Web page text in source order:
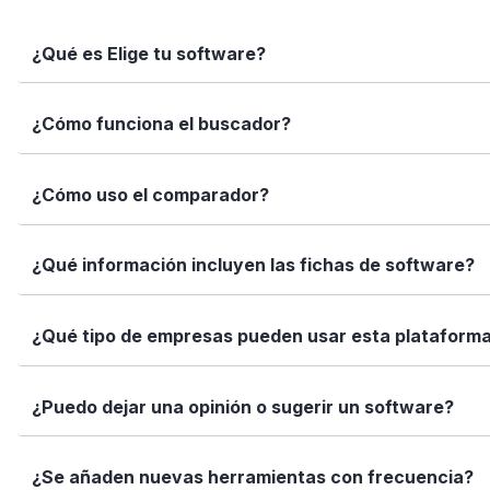
¿Qué es Elige tu software?
Elige tu software es una plataforma independiente que
informadas con datos reales, fichas completas y
¿Cómo funciona el buscador?
Simplemente escribe el nombre del software, una
encajan con tus necesidades.
¿Cómo uso el comparador?
Marca los softwares que te interesan y haz clic en
Así puedes ver de forma rápida cuál se adapta mejor a tu
¿Qué información incluyen las fichas de software?
Cada ficha incluye una descripción detallada, funciones
valoraciones de usuarios. Queremos que tengas toda la
¿Qué tipo de empresas pueden usar esta
Elige tu software está diseñado para todo tipo de
tamaño de tu equipo, presupuesto o sector.
¿Puedo dejar una opinión o sugerir un software?
Sí. Si quieres valorar un software que ya usas o sugerir
¿Se añaden nuevas herramientas con frecuencia?